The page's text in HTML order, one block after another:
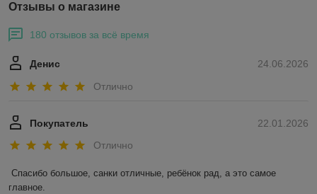
Отзывы о магазине
180 отзывов за всё время
24.06.2026
Денис
Отлично
22.01.2026
Покупатель
Отлично
Спасибо большое, санки отличные, ребёнок рад, а это самое
главное.